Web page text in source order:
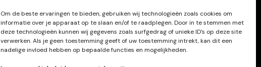
Om de beste ervaringen te bieden, gebruiken wij technologieën zoals cookies om
informatie over je apparaat op te slaan en/of te raadplegen. Door in te stemmen met
deze technologieën kunnen wij gegevens zoals surfgedrag of unieke ID's op deze site
verwerken. Als je geen toestemming geeft of uw toestemming intrekt, kan dit een
nadelige invloed hebben op bepaalde functies en mogelijkheden.